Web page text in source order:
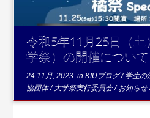
令和5年11月25日（
学祭）の開催について
24 11月, 2023 inKIUブログ/学生の
協団体/ 大学祭実行委員会/お知らせ